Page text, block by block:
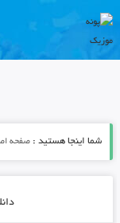
شما اینجا هستید : صفحه